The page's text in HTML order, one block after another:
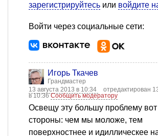
зарегистрируйтесь или войдите
Войти через социальные сети:
Игорь Ткачев
Грандмастер
13 августа 2013 в 10:34
отредактирован
в 10:36Сообщить модератору
Освещу эту большу проблему вот
стороны: чем мы моложе, тем
поверхностнее и идиллическее